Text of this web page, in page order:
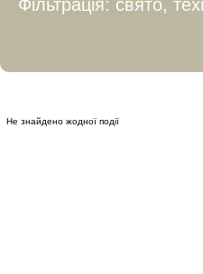
Фільтрація: свято,
Не знайдено жодної події